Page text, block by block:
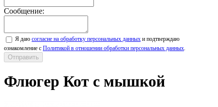
Сообщение:
Я даю согласие на обработку персональных данных и подтверждаю
ознакомление с Политикой в отношении обработки персональных данных.
Флюгер Кот с мышкой